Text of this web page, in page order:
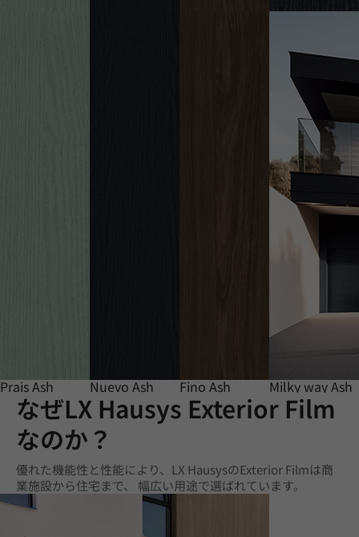
Prais Ash Nuevo Ash Fino Ash Milky way Ash
なぜLX Hausys Exterior Film
なのか？
優れた機能性と性能により、LX HausysのExterior Filmは商
業施設から住宅まで、 幅広い用途で選ばれています。